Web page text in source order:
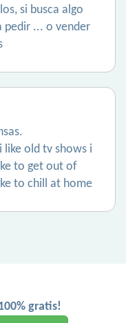
si busca algo
pedir ... o vender
old tv shows i
to get out of
to chill at home
gratis!